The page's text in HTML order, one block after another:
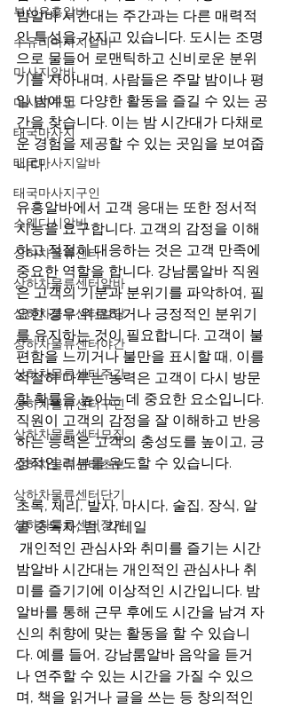
부산유흥알바
수유리마사지알바
마사지알바
마사지구인
태국마사지
태국마사지알바
태국마사지구인
스웨디시알바
상하차물류센터
상하차물류센터알바
상하차물류센터일당
상하차물류센터야간
상하차물류센터주간
상하차물류센터구인
상하차물류센터모집
상하차물류센터초보
상하차물류센터단기
상하차물류센터장기
밤알바 시간대는 주간과는 다른 매력적
인 특성을 가지고 있습니다. 도시는 조명
으로 물들어 로맨틱하고 신비로운 분위
기를 자아내며, 사람들은 주말 밤이나 평
일 밤에도 다양한 활동을 즐길 수 있는 공
간을 찾습니다. 이는 밤 시간대가 다채로
운 경험을 제공할 수 있는 곳임을 보여줍
니다.
유흥알바에서 고객 응대는 또한 정서적
지능을 요구합니다. 고객의 감정을 이해
하고 적절히 대응하는 것은 고객 만족에
중요한 역할을 합니다. 강남룸알바 직원
은 고객의 기분과 분위기를 파악하여, 필
요한 경우 위로하거나 긍정적인 분위기
를 유지하는 것이 필요합니다. 고객이 불
편함을 느끼거나 불만을 표시할 때, 이를
적절히 다루는 능력은 고객이 다시 방문
할 확률을 높이는 데 중요한 요소입니다.
직원이 고객의 감정을 잘 이해하고 반응
하는 능력은 고객의 충성도를 높이고, 긍
정적인 리뷰를 유도할 수 있습니다.
초록, 체리, 발사, 마시다, 술집, 장식, 알
콜 중독자, 럼, 칵테일
개인적인 관심사와 취미를 즐기는 시간
밤알바 시간대는 개인적인 관심사나 취
미를 즐기기에 이상적인 시간입니다. 밤
알바를 통해 근무 후에도 시간을 남겨 자
신의 취향에 맞는 활동을 할 수 있습니
다. 예를 들어, 강남룸알바 음악을 듣거
나 연주할 수 있는 시간을 가질 수 있으
며, 책을 읽거나 글을 쓰는 등 창의적인